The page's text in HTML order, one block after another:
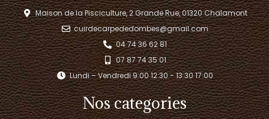
Maison de la Pisciculture, 2 Grande Rue, 01320 Chalamont
cuirdecarpededombes@gmail.com
04 74 36 62 81
07 87 74 35 01
Lundi – Vendredi 9:00 12:30 - 13:30 17:00​
Nos categories